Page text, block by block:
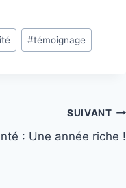
#témoignage
SUIVANT
: Une année riche !